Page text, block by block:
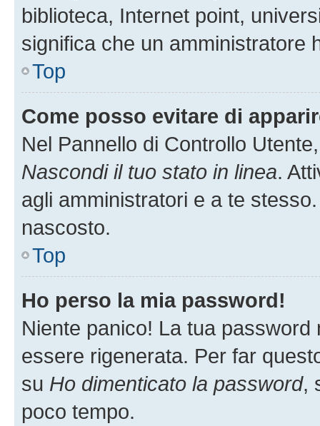
biblioteca, Internet point,
significa che un amministratore
Top
Come posso evitare di
Nel Pannello di Controllo
Nascondi il tuo stato in linea.
agli amministratori e a te
nascosto.
Top
Ho perso la mia password!
Niente panico! La tua
essere rigenerata. Per far
su Ho dimenticato la password,
poco tempo.